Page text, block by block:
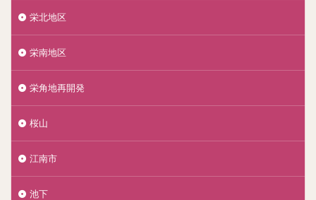
栄北地区
栄南地区
栄角地再開発
桜山
江南市
池下